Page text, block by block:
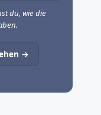
→